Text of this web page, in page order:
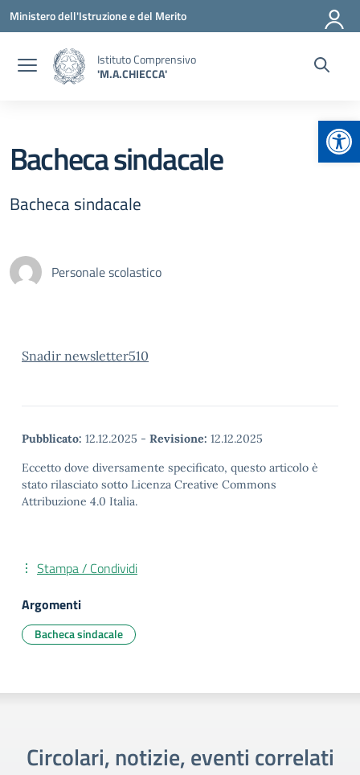
Vai ai contenuti
Vai al menu di navigazione
Vai al footer
Ministero dell'Istruzione e del Merito
Istituto Comprensivo
'M.A.CHIECCA'
Bacheca sindacale
Bacheca sindacale
Personale scolastico
Snadir newsletter510
Pubblicato: 12.12.2025 - Revisione: 12.12.2025
Eccetto dove diversamente specificato, questo articolo è
stato rilasciato sotto Licenza Creative Commons
Attribuzione 4.0 Italia.
Stampa / Condividi
Argomenti
Bacheca sindacale
Circolari, notizie, eventi correlati